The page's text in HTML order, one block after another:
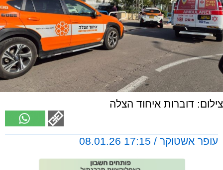
צילום: דוברות איחוד הצלה
עופר אשטוקר / 17:15 08.01.26